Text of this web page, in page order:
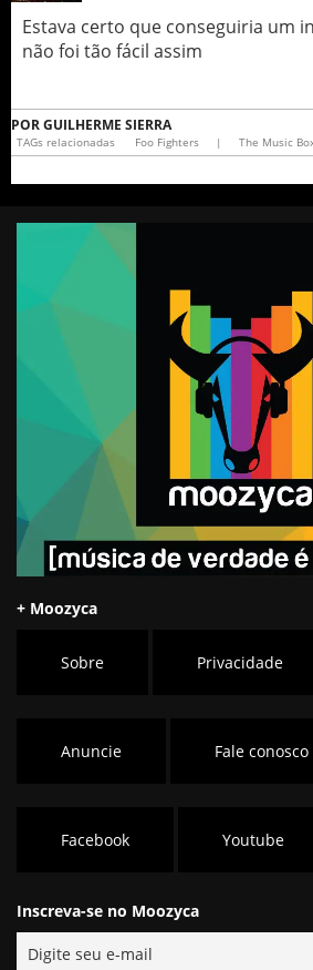
Estava certo que conseguiria um
não foi tão fácil assim
PORGUILHERME SIERRA
TAGs relacionadas Foo Fighters | The Music
+ Moozyca
Sobre Privacidade
Anuncie Fale conosco
Facebook Youtube
Inscreva-se no Moozyca